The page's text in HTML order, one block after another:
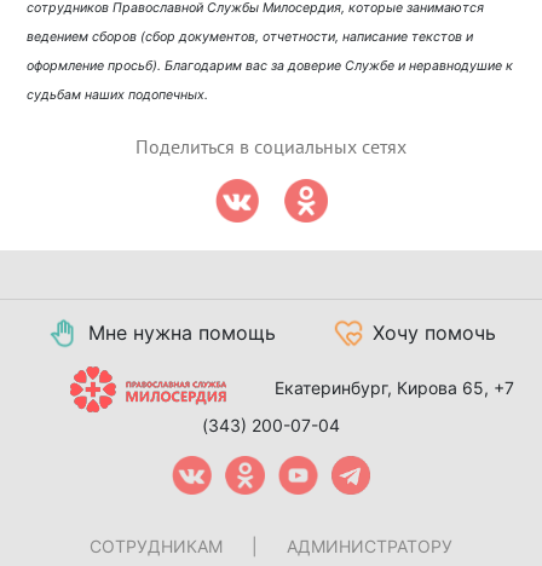
сотрудников Православной Службы Милосердия, которые занимаются
ведением сборов (сбор документов, отчетности, написание текстов и
оформление просьб). Благодарим вас за доверие Службе и неравнодушие к
судьбам наших подопечных.
Поделиться в социальных сетях
Мне нужна помощь Хочу помочь
Екатеринбург, Кирова 65, +7
(343) 200-07-04
СОТРУДНИКАМ АДМИНИСТРАТОРУ